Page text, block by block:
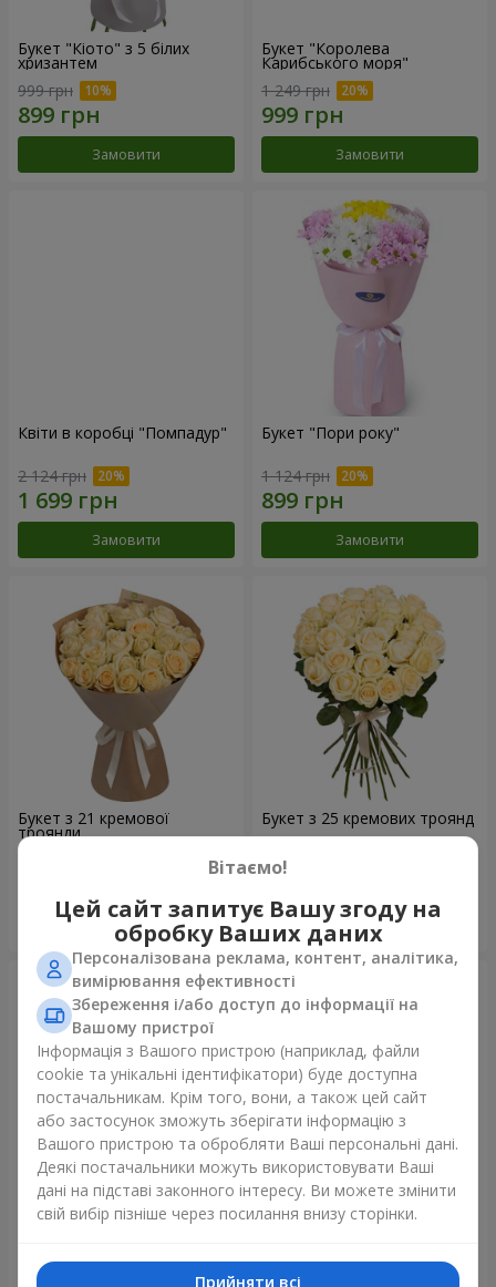
Букет "Кіото" з 5 білих
хризантем
999 грн
Замовити
Букет "Королева
Карибського моря"
1 249 грн
Замовити
Квіти в коробці "Помпадур"
2 124 грн
Замовити
Букет "Пори року"
1 124 грн
Замовити
Букет з 21 кремової
троянди
Замовити
Букет з 25 кремових троянд
2 324 грн
Замовити
Фруктова композиція
«Коста-Ріка»
Букет "Хрещатик"
Вітаємо!
Цей сайт запитує Вашу згоду на
обробку Ваших даних
Персоналізована реклама, контент, аналітика,
вимірювання ефективності
Збереження і/або доступ до інформації на
Вашому пристрої
Інформація з Вашого пристрою (наприклад, файли
cookie та унікальні ідентифікатори) буде доступна
постачальникам. Крім того, вони, а також цей сайт
або застосунок зможуть зберігати інформацію з
Вашого пристрою та обробляти Ваші персональні дані.
Деякі постачальники можуть використовувати Ваші
дані на підставі законного інтересу. Ви можете змінити
свій вибір пізніше через посилання внизу сторінки.
Прийняти всі